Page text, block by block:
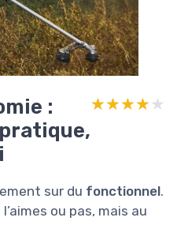
:
★★★★★
★★★★★
sur du fonctionnel.
ou pas, mais au